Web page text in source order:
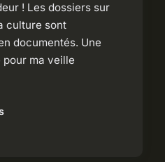
! Les dossiers sur
culture sont
documentés. Une
ma veille